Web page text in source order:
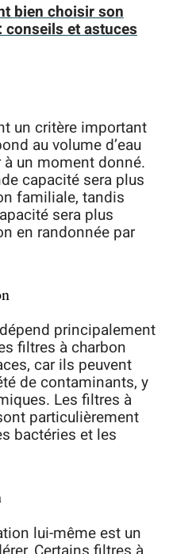
bien choisir son
conseils et astuces
un critère important
au volume d’eau
un moment donné.
capacité sera plus
familiale, tandis
sera plus
en randonnée par
principalement
filtres à charbon
car ils peuvent
de contaminants, y
Les filtres à
particulièrement
bactéries et les
lui-même est un